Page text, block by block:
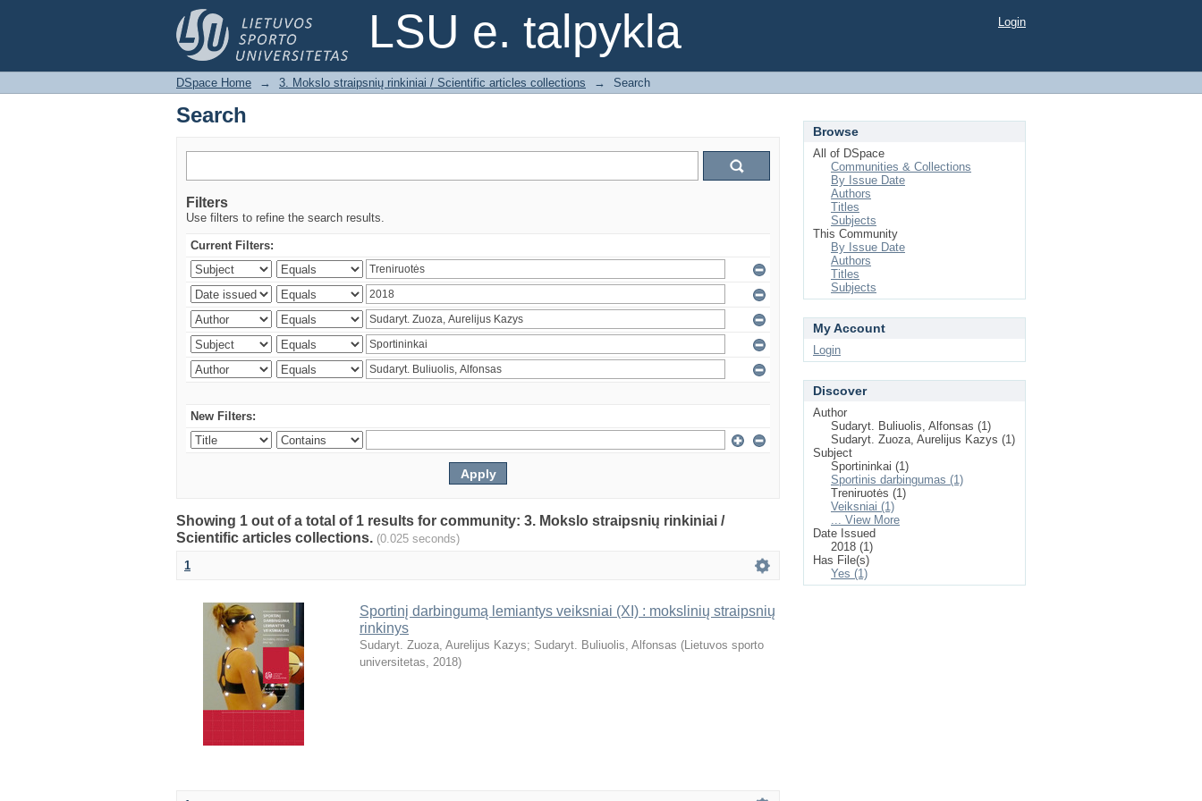
LSU e. talpykla
Search Login
DSpace Home → 3. Mokslo straipsnių rinkiniai / Scientific articles collections → Search
Search
Filters
Use filters to refine the search results.
Current Filters:
New Filters:
Showing 1 out of a total of 1 results for community: 3. Mokslo straipsnių rinkiniai /
Scientific articles collections. (0.025 seconds)
1
Sportinį darbingumą lemiantys veiksniai (XI) : mokslinių straipsnių
rinkinys
Sudaryt. Zuoza, Aurelijus Kazys; Sudaryt. Buliuolis, Alfonsas (Lietuvos sporto
universitetas, 2018)
Browse
All of DSpace
Communities & Collections
By Issue Date
Authors
Titles
Subjects
This Community
By Issue Date
Authors
Titles
Subjects
My Account
Login
Discover
Author
Sudaryt. Buliuolis, Alfonsas (1)
Sudaryt. Zuoza, Aurelijus Kazys (1)
Subject
Sportininkai (1)
Sportinis darbingumas (1)
Treniruotės (1)
Veiksniai (1)
... View More
Date Issued
2018 (1)
Has File(s)
Yes (1)